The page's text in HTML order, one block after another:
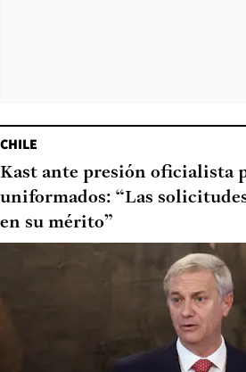
CHILE
Kast ante presión oficialista
uniformados: “Las
en su mérito”